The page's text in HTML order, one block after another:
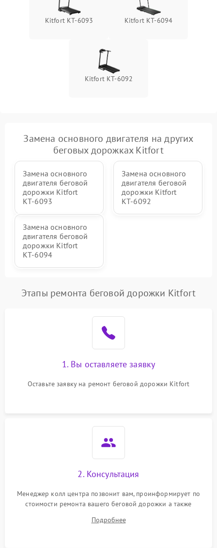
Kitfort КТ-6093 Kitfort КТ-6094
Kitfort КТ-6092
Замена основного двигателя на других
беговых дорожках Kitfort
Замена основного
двигателя беговой
дорожки Kitfort
КТ-6093
Замена основного
двигателя беговой
дорожки Kitfort
КТ-6092
Замена основного
двигателя беговой
дорожки Kitfort
КТ-6094
Этапы ремонта беговой дорожки Kitfort
1. Вы оставляете заявку
Оставьте заявку на ремонт беговой дорожки Kitfort
2. Консультация
Менеджер колл центра позвонит вам, проинформирует по
стоимости ремонта вашего беговой дорожки а также
Подробнее